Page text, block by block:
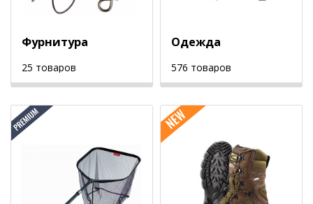
Фурнитура
25 товаров
Одежда
576 товаров